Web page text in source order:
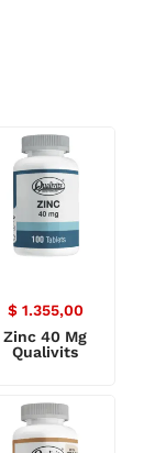
$1.355,00
Zinc 40 Mg
Qualivits